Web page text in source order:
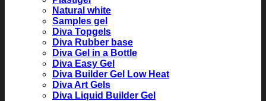
Natural white
Samples gel
Diva Topgels
Diva Rubber base
Diva Gel in a Bottle
Diva Easy Gel
Diva Builder Gel Low Heat
Diva Art Gels
Diva Liquid Builder Gel